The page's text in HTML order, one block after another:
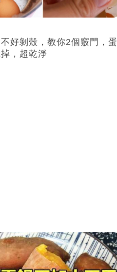
好剝殼，教你2個竅門，蛋
，超乾淨